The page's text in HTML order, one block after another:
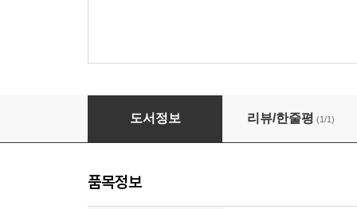
내 푸른 자전거
도서정보 리뷰/한줄평 (1/1)
품목정보